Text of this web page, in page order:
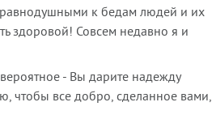
равнодушными к бедам людей и их
здоровой! Совсем недавно я и
- Вы дарите надежду
чтобы все добро, сделанное вами,